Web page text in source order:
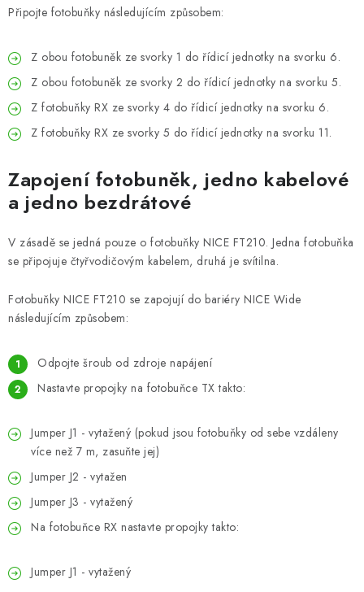
Připojte fotobuňky následujícím způsobem:
Z obou fotobuněk ze svorky 1 do řídicí jednotky na svorku 6.
Z obou fotobuněk ze svorky 2 do řídicí jednotky na svorku 5.
Z fotobuňky RX ze svorky 4 do řídicí jednotky na svorku 6.
Z fotobuňky RX ze svorky 5 do řídicí jednotky na svorku 11.
Zapojení fotobuněk, jedno kabelové
a jedno bezdrátové
V zásadě se jedná pouze o fotobuňky NICE FT210. Jedna fotobuňka
se připojuje čtyřvodičovým kabelem, druhá je svítilna.
Fotobuňky NICE FT210 se zapojují do bariéry NICE Wide
následujícím způsobem:
Odpojte šroub od zdroje napájení
Nastavte propojky na fotobuňce TX takto:
Jumper J1 - vytažený (pokud jsou fotobuňky od sebe vzdáleny
více než 7 m, zasuňte jej)
Jumper J2 - vytažen
Jumper J3 - vytažený
Na fotobuňce RX nastavte propojky takto:
Jumper J1 - vytažený